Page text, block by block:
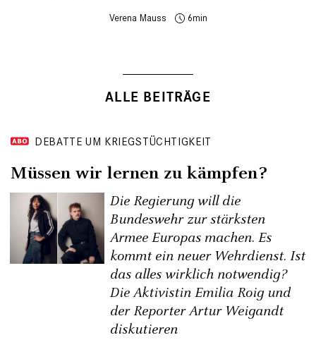
Verena Mauss 6
ALLE BEITRÄGE
DEBATTE UM KRIEGSTÜCHTIGKEIT
Müssen wir lernen zu kämpfen?
Die Regierung will die
Bundeswehr zur stärksten
Armee Europas machen. Es
kommt ein neuer Wehrdienst. Ist
das alles wirklich notwendig?
Die Aktivistin Emilia Roig und
der Reporter Artur Weigandt
diskutieren